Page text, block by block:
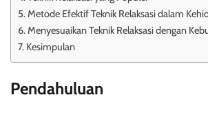
Metode Efektif Teknik Relaksasi dalam
Menyesuaikan Teknik Relaksasi dengan
Kesimpulan
Pendahuluan